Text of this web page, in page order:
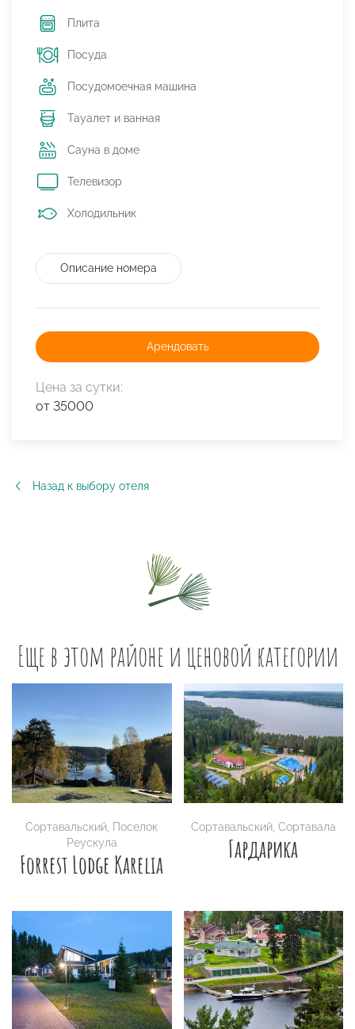
Плита
Посуда
Посудомоечная машина
Тауалет и ванная
Сауна в доме
Телевизор
Холодильник
Описание номера
Арендовать
Цена за сутки:
от 35000
Назад к выбору отеля
Еще в этом районе и ценовой категории
Сортавальский, Поселок
Реускула
Forrest Lodge Karelia
Сортавальский, Сортавала
Гардарика